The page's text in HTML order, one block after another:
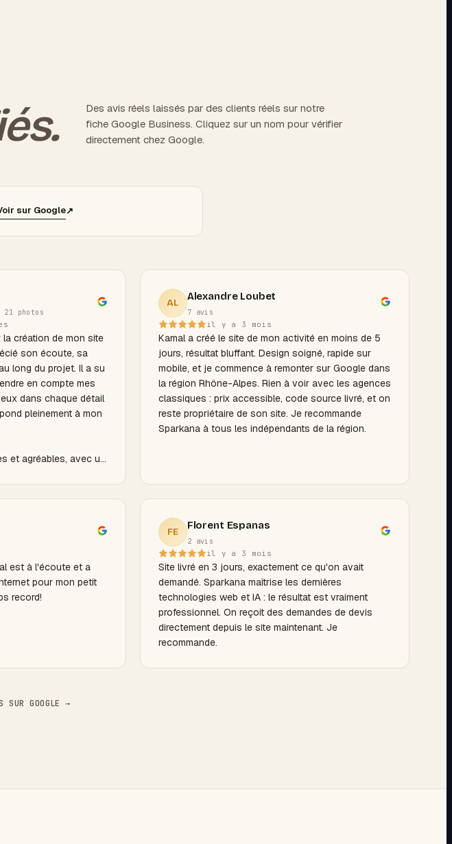
Des avis réels laissés par des clients réels sur notre
fiche Google Business. Cliquez sur un nom pour vérifier
directement chez Google.
sur Google↗
photos
la création de mon site
son écoute, sa
long du projet. Il a su
en compte mes
dans chaque détail
pleinement à mon
et agréables, avec un
votre
dans ce
AL
Alexandre Loubet
7 avis
il y a 3 mois
Kamal a créé le site de mon activité en moins de 5
jours, résultat bluffant. Design soigné, rapide sur
mobile, et je commence à remonter sur Google dans
la région Rhône-Alpes. Rien à voir avec les agences
classiques : prix accessible, code source livré, et on
reste propriétaire de son site. Je recommande
Sparkana à tous les indépendants de la région.
est à l'écoute et a
pour mon petit
record!
FE
Florent Espanas
2 avis
il y a 3 mois
Site livré en 3 jours, exactement ce qu'on avait
demandé. Sparkana maîtrise les dernières
technologies web et IA : le résultat est vraiment
professionnel. On reçoit des demandes de devis
directement depuis le site maintenant. Je
recommande.
SUR GOOGLE →